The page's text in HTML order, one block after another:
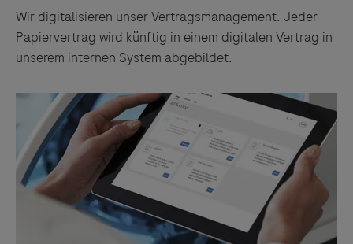
Links zu Websites Dritter werden im Sinne des
keine Meinung über den Inhalt von Websites Dritter und
lehnt ausdrücklich jegliche Verantwortung für
Drittinformationen und deren Verwendung ab.